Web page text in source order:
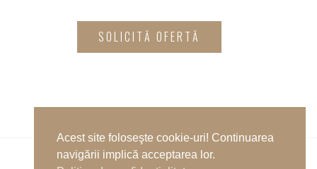
SOLICITĂ OFERTĂ
Acest site foloseşte cookie-uri! Continuarea
navigării implică acceptarea lor.